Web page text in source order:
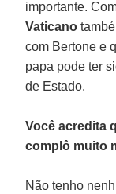
importante.
Vaticano
com Bertone e
papa pode ter
de Estado.
Você acredita
complô muito
Não tenho